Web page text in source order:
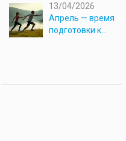
13/04/2026
Апрель — время
подготовки к